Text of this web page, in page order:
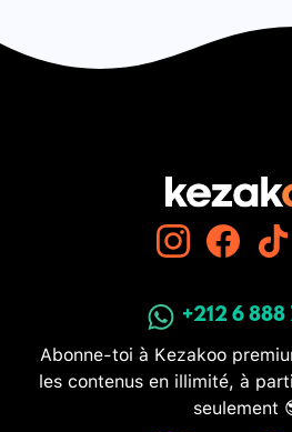
+212 6
Abonne-toi à Kezakoo
les contenus en illimité, à
seulement